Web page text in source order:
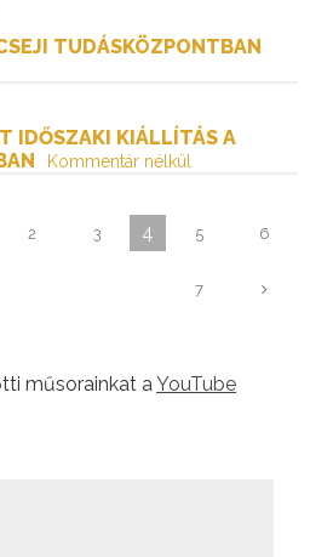
TUDÁSKÖZPONTBAN
IDŐSZAKI KIÁLLÍTÁS A
Kommentár nélkül
2 3 4 5 6
7
műsorainkat aYouTube